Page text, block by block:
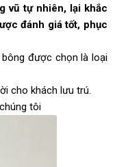
vũ tự nhiên, lại khắc
đánh giá tốt, phục
được chọn là loại
cho khách lưu trú.
tôi